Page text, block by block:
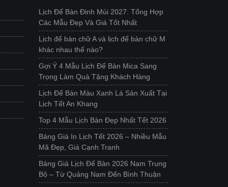
Lịch Để Bàn Đinh Mùi 2027: Tổng Hợp
Các Mẫu Đẹp Và Giá Tốt Nhất
Lịch để bàn chữ A và lịch để bàn chữ M
khác nhau thế nào?
Gợi Ý 4 Mẫu Lịch Để Bàn Mica Sang
Trọng Làm Quà Tặng Khách Hàng
Lịch Để Bàn Màu Xanh Lá Sản Xuất Tại
Lịch Tết An Khang
Top 4 Mẫu Lịch Bàn Đẹp Nhất Tết 2026
Bảng Giá In Lịch Tết 2026 – Nhiều Mẫu
Mã Đẹp, Giá Cạnh Tranh
Bảng Giá Lịch Để Bàn 2026 Nam Trung
Bộ – Từ Quảng Nam Đến Bình Thuận